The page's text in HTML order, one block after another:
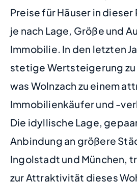
Preise für Häuser in dieser
je nach Lage, Größe und
Immobilie. In den letzten
stetige Wertsteigerung zu
was Wolnzach zu einem
Immobilienkäufer und -
Die idyllische Lage,
Anbindung an größere
Ingolstadt und München,
zur Attraktivität dieses